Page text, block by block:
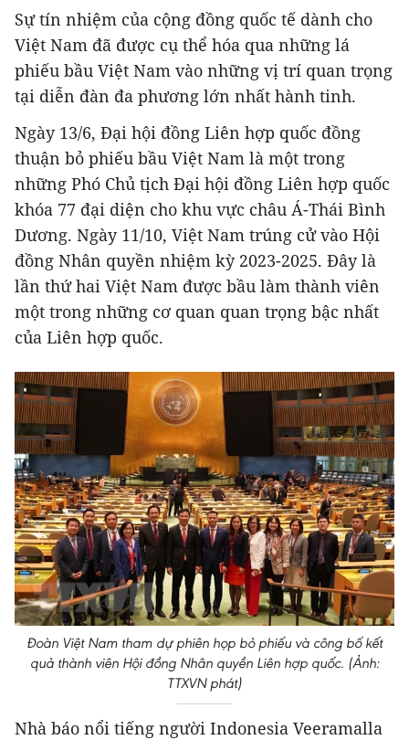
Sự tín nhiệm của cộng đồng quốc tế dành cho
Việt Nam đã được cụ thể hóa qua những lá
phiếu bầu Việt Nam vào những vị trí quan trọng
tại diễn đàn đa phương lớn nhất hành tinh.
Ngày 13/6, Đại hội đồng Liên hợp quốc đồng
thuận bỏ phiếu bầu Việt Nam là một trong
những Phó Chủ tịch Đại hội đồng Liên hợp quốc
khóa 77 đại diện cho khu vực châu Á-Thái Bình
Dương. Ngày 11/10, Việt Nam trúng cử vào Hội
đồng Nhân quyền nhiệm kỳ 2023-2025. Đây là
lần thứ hai Việt Nam được bầu làm thành viên
một trong những cơ quan quan trọng bậc nhất
của Liên hợp quốc.
Đoàn Việt Nam tham dự phiên họp bỏ phiếu và công bố kết
quả thành viên Hội đồng Nhân quyền Liên hợp quốc. (Ảnh:
TTXVN phát)
Nhà báo nổi tiếng người Indonesia Veeramalla